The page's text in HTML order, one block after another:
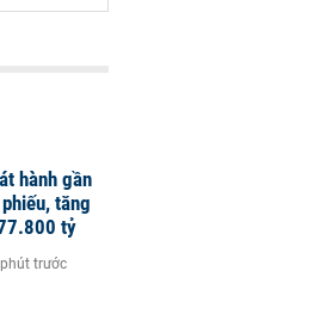
hành gần
tăng
tỷ
trước